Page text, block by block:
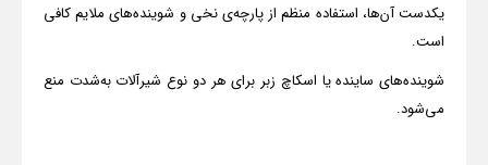
یکدست آن‌ها، استفاده منظم از پارچه‌ی نخی و شوینده‌های ملایم کافی
است.
شوینده‌های ساینده یا اسکاچ زبر برای هر دو نوع شیرآلات به‌شدت منع
می‌شود.